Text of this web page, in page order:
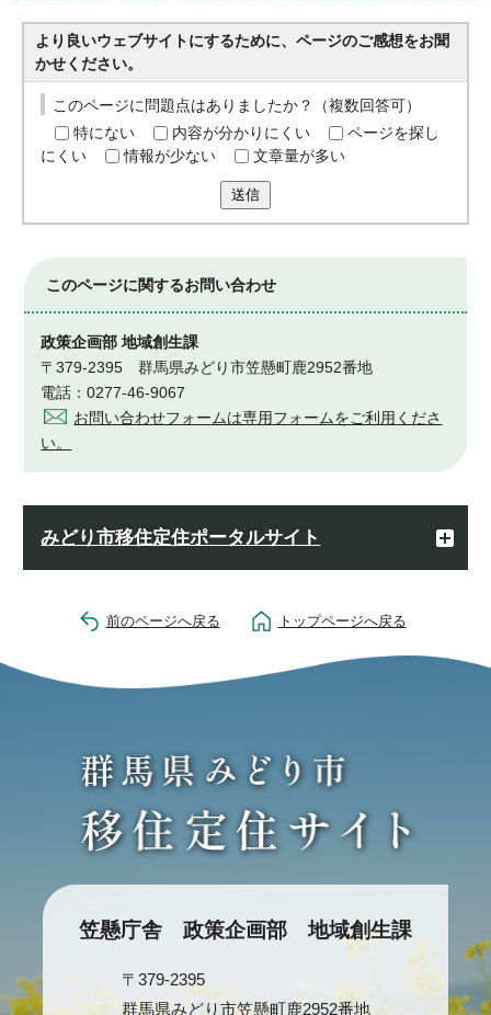
より良いウェブサイトにするために、ページのご感想をお聞
かせください。
このページに問題点はありましたか？（複数回答可）
特にない
内容が分かりにくい
ページを探し
にくい
情報が少ない 文章量が多い
送信
このページに関するお問い合わせ
政策企画部 地域創生課
〒379-2395 群馬県みどり市笠懸町鹿2952番地
電話：0277-46-9067
お問い合わせフォームは専用フォームをご利用くださ
い。
みどり市移住定住ポータルサイト
前のページへ戻る トップページへ戻る
笠懸庁舎 政策企画部 地域創生課
〒379-2395
群馬県みどり市笠懸町鹿2952番地